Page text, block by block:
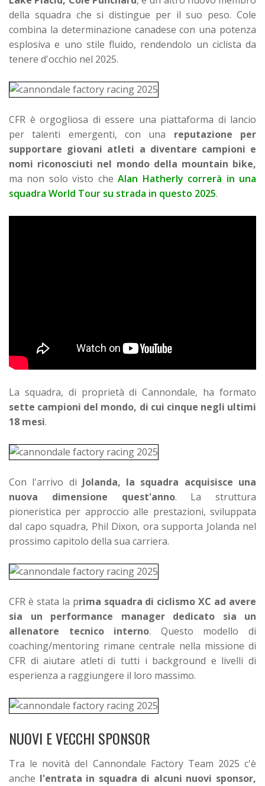
della squadra che si distingue per il suo peso. Cole
combina la determinazione canadese con una potenza
esplosiva e uno stile fluido, rendendolo un ciclista da
tenere d'occhio nel 2025.
CFR è orgogliosa di essere una piattaforma di lancio
per talenti emergenti, con una reputazione per
supportare giovani atleti a diventare campioni e
nomi riconosciuti nel mondo della mountain bike,
ma non solo visto cheAlan Hatherly correrà in una
squadra World Tour su strada in questo 2025.
La squadra, di proprietà di Cannondale, ha formato
sette campioni del mondo, di cui cinque negli ultimi
18 mesi.
Con l'arrivo di Jolanda, la squadra acquisisce una
nuova dimensione quest'anno. La struttura
pioneristica per approccio alle prestazioni, sviluppata
dal capo squadra, Phil Dixon, ora supporta Jolanda nel
prossimo capitolo della sua carriera.
CFR è stata la prima squadra di ciclismo XC ad avere
sia un performance manager dedicato sia un
allenatore tecnico interno. Questo modello di
coaching/mentoring rimane centrale nella missione di
CFR di aiutare atleti di tutti i background e livelli di
esperienza a raggiungere il loro massimo.
NUOVI E VECCHI SPONSOR
Tra le novità del Cannondale Factory Team 2025 c'è
anche l'entrata in squadra di alcuni nuovi sponsor,